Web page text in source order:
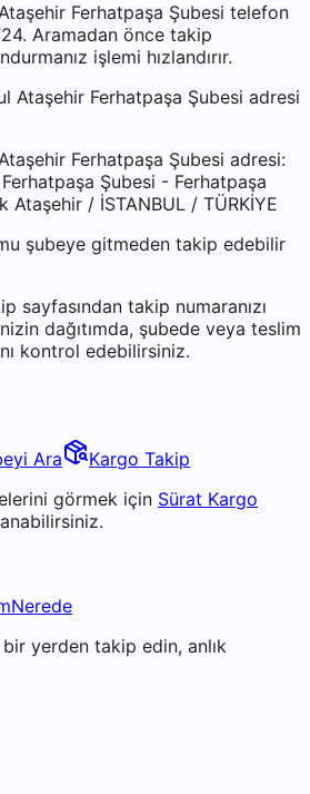
Ferhatpaşa Şubesi telefon
Aramadan önce takip
işlemi hızlandırır.
Ataşehir Ferhatpaşa Şubesi adresi
Ferhatpaşa Şubesi adresi:
Ferhatpaşa Şubesi - Ferhatpaşa
Ataşehir / İSTANBUL / TÜRKİYE
şubeye gitmeden takip edebilir
sayfasından takip numaranızı
dağıtımda, şubede veya teslim
kontrol edebilirsiniz.
Ara
Kargo Takip
görmek için Sürat Kargo
bir yerden takip edin, anlık